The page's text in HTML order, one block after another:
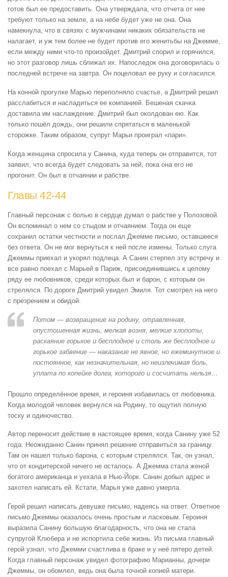
готов был ее предоставить. Она утверждала, что отчета от нее
требуют только на земле, а на небе будет уже не она. Она
намекнула, что в связях с мужчинами никаких обязательств не
налагает, и уж тем более не будет против его женитьбы на Джемме,
если между ними что-то произойдет. Дмитрий спорил и горячился,
но этот разговор лишь сближал их. Напоследок она договорилась о
последней встрече на завтра. Он поцеловал ее руку и согласился.
На конной прогулке Марью переполняло счастье, а Дмитрий решил
расслабиться и насладиться ее компанией. Бешеная скачка
доставила им наслаждение. Дмитрий был околдован ею. Как
только пошёл дождь, они решили спрятаться в маленькой
сторожке. Таким образом, супруг Марьи проиграл «пари».
Когда женщина спросила у Санина, куда теперь он отправится, тот
заявил, что всегда будет следовать за ней, пока она его не
прогонит. Он был в отчаянии и рабстве.
Главы 42-44
Главный персонаж с болью в сердце думал о рабстве у Полозовой.
Он вспоминал о нем со стыдом и отчаянием. Тогда он еще
сохранил остатки честности и послал Джемме письмо, оставшееся
без ответа. Он не мог вернуться к ней после измены. Только слуга
Джеммы приехал и укорял подлеца. А Санин стерпел эту встречу и
все равно поехал с Марьей в Париж, присоединившись к целому
ряду ее любовников, среди которых был и барон, с которым он
стрелялся. По дороге Дмитрий увидел Эмиля. Тот смотрел на него
с презрением и обидой.
Потом — возвращение на родину, отравленная,
опустошенная жизнь, мелкая возня, мелкие хлопоты,
раскаяние горькое и бесплодное и столь же бесплодное и
горькое забвение — наказание не явное, но ежеминутное и
постоянное, как незначительная, но неизлечимая боль,
уплата по копейке долга, которого и сосчитать нельзя…
Прошло определённое время, и героиня избавилась от любовника.
Когда молодой человек вернулся на Родину, то ощутил полную
тоску и одиночество.
Автор переносит действие в настоящее время, когда Санину уже 52
года. Неожиданно Санин принял решение отправиться за границу.
Там он нашел только барона, с которым стрелялся. Так, он узнал,
что от кондитерской ничего не осталось. А Джемма стала женой
богатого американца и уехала в Нью-Йорк. Санин добыл адрес и
захотел написать ей. Кстати, Марья уже давно умерла.
Герой решил написать девушке письмо, надеясь на ответ. Ответное
письмо Джеммы оказалось очень простым и ласковым. Героиня
выразила Санину большую благодарность, что она не стала
супругой Клюбера и не испортила себе жизнь. Из письма главный
герой узнал, что Джемми счастлива в браке и у неё пятеро детей.
Когда главный персонаж увидел фотографию Марианны, дочери
Джеммы, он обомлел, ведь она была точной копией матери.